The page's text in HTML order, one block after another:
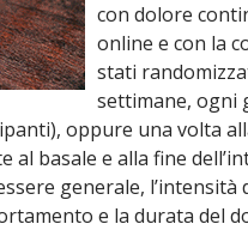
con dolore
online e con la
stati
settimane, ogni
oppure una volta
basale e alla fine
generale, l’intensità
e la durata del